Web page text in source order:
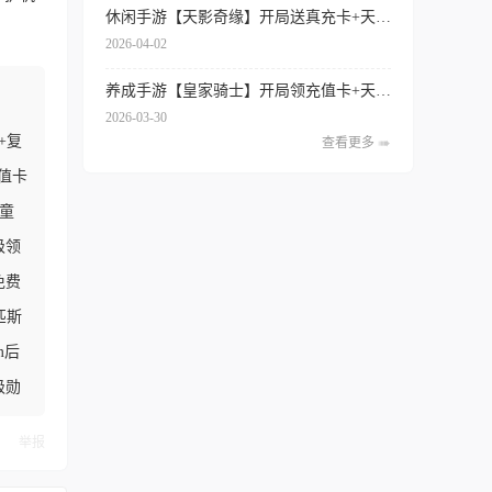
复
卡
领
费
斯
后
勋
2026-04-02
2026-03-30
查看更多